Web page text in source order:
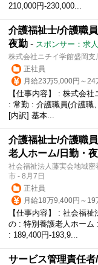
210,000円-230,000...
介護福祉士/介護職
夜勤 - スポンサー：求
株式会社ニチイ学館盛岡支
正社員
月給23万5,000円～24
【仕事内容】 : 株式会
: 常勤 : 介護職員(介護職
[内訳] 基本...
介護福祉士/介護職
老人ホーム/日勤・
社会福祉法人藤実会地域
市 - 8月7日
正社員
月給18万9,400円～19
【仕事内容】 : 社会福
の : 特別養護老人ホーム
: 189,400円-193,9...
サービス管理責任